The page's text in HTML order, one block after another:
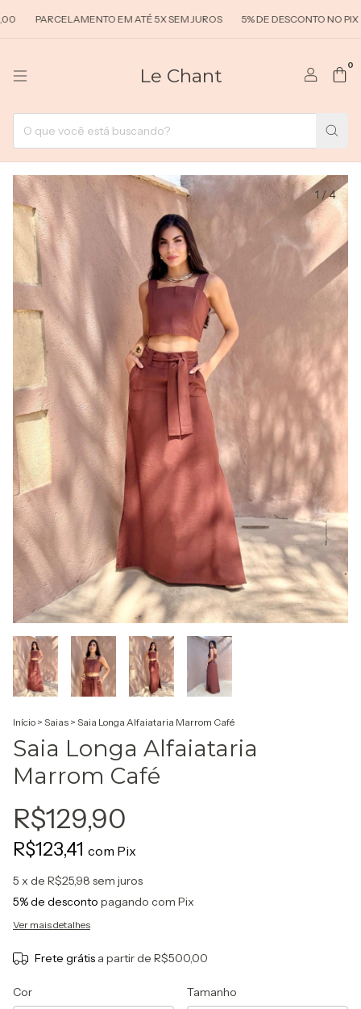
PARCELAMENTO EM ATÉ 5X SEM JUROS 5% DE DESCONTO NO PIX
Le Chant 0
1 /4
Início > Saias > Saia Longa Alfaiataria Marrom Café
Saia Longa Alfaiataria
Marrom Café
R$129,90
R$123,41 com Pix
5 x de R$25,98 sem juros
5% de desconto pagando com Pix
Ver mais detalhes
Frete grátis a partir de R$500,00
Cor Tamanho